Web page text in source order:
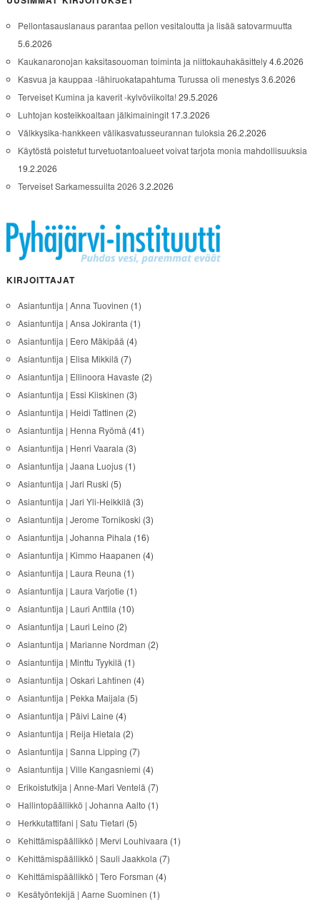
Pellontasauslanaus parantaa pellon vesitaloutta ja lisää satovarmuutta
5.6.2026
Kaukanaronojan kaksitasouoman toiminta ja niittokauhakäsittely4.6.2026
Kasvua ja kauppaa -lähiruokatapahtuma Turussa oli menestys3.6.2026
Terveiset Kumina ja kaverit -kylvöviikolta!29.5.2026
Luhtojan kosteikkoaltaan jälkimainingit 17.3.2026
Välkkysika-hankkeen välikasvatusseurannan tuloksia 26.2.2026
Käytöstä poistetut turvetuotantoalueet voivat tarjota monia mahdollisuuksia
19.2.2026
Terveiset Sarkamessuilta 2026 3.2.2026
KIRJOITTAJAT
Asiantuntija | Anna Tuovinen (1)
Asiantuntija | Ansa Jokiranta (1)
Asiantuntija | Eero Mäkipää (4)
Asiantuntija | Elisa Mikkilä (7)
Asiantuntija | Ellinoora Havaste (2)
Asiantuntija | Essi Kiiskinen (3)
Asiantuntija | Heidi Tattinen (2)
Asiantuntija | Henna Ryömä (41)
Asiantuntija | Henri Vaarala (3)
Asiantuntija | Jaana Luojus(1)
Asiantuntija | Jari Ruski (5)
Asiantuntija | Jari Yli-Heikkilä (3)
Asiantuntija | Jerome Tornikoski (3)
Asiantuntija | Johanna Pihala (16)
Asiantuntija | Kimmo Haapanen (4)
Asiantuntija | Laura Reuna (1)
Asiantuntija | Laura Varjotie (1)
Asiantuntija | Lauri Anttila (10)
Asiantuntija | Lauri Leino (2)
Asiantuntija | Marianne Nordman (2)
Asiantuntija | Minttu Tyykilä (1)
Asiantuntija | Oskari Lahtinen (4)
Asiantuntija | Pekka Maijala (5)
Asiantuntija | Päivi Laine (4)
Asiantuntija | Reija Hietala (2)
Asiantuntija | Sanna Lipping (7)
Asiantuntija | Ville Kangasniemi (4)
Erikoistutkija | Anne-Mari Ventelä (7)
Hallintopäällikkö | Johanna Aalto (1)
Herkkutattifani | Satu Tietari (5)
Kehittämispäällikkö | Mervi Louhivaara (1)
Kehittämispäällikkö | Sauli Jaakkola (7)
Kehittämispäällikkö | Tero Forsman (4)
Kesätyöntekijä | Aarne Suominen (1)